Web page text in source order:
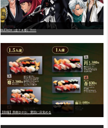
BLEACH（全７４巻）?!!!!!
【朗報】美樹さやか、愛国に目覚める